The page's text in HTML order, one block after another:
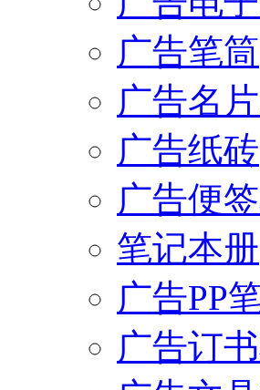
广告笔筒
广告名
广告纸砖
广告便
笔记本册
广告PP
广告订